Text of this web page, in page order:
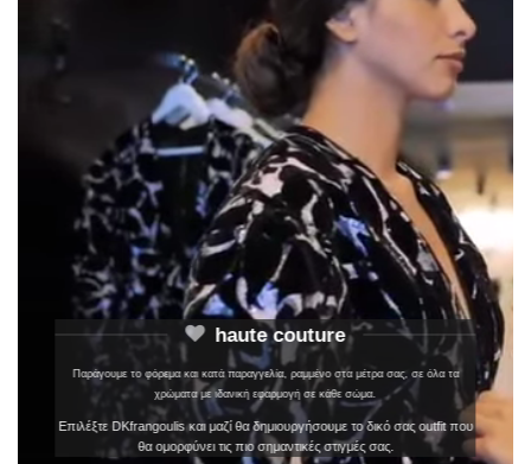
haute couture
Παράγουμε το φόρεμα και κατά παραγγελία, ραμμένο στα μέτρα σας, σε όλα τα
χρώματα με ιδανική εφαρμογή σε κάθε σώμα.
Επιλέξτε DKfrangoulis και μαζί θα δημιουργήσουμε το δικό σας outfit που
θα ομορφύνει τις πιο σημαντικές στιγμές σας.